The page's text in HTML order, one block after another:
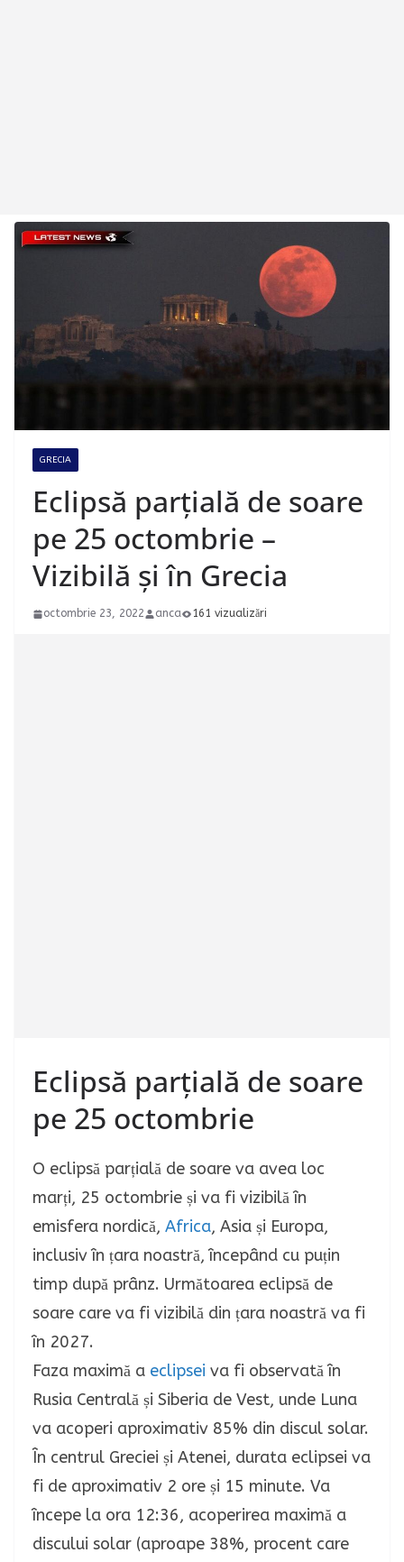
GRECIA
Eclipsă parțială de soare
pe 25 octombrie –
Vizibilă și în Grecia
octombrie 23, 2022 anca 161 vizualizări
Eclipsă parțială de soare
pe 25 octombrie
O eclipsă parțială de soare va avea loc
marți, 25 octombrie și va fi vizibilă în
emisfera nordică, Africa, Asia și Europa,
inclusiv în țara noastră, începând cu puțin
timp după prânz. Următoarea eclipsă de
soare care va fi vizibilă din țara noastră va fi
în 2027.
Faza maximă a eclipsei va fi observată în
Rusia Centrală și Siberia de Vest, unde Luna
va acoperi aproximativ 85% din discul solar.
În centrul Greciei și Atenei, durata eclipsei va
fi de aproximativ 2 ore și 15 minute. Va
începe la ora 12:36, acoperirea maximă a
discului solar (aproape 38%, procent care